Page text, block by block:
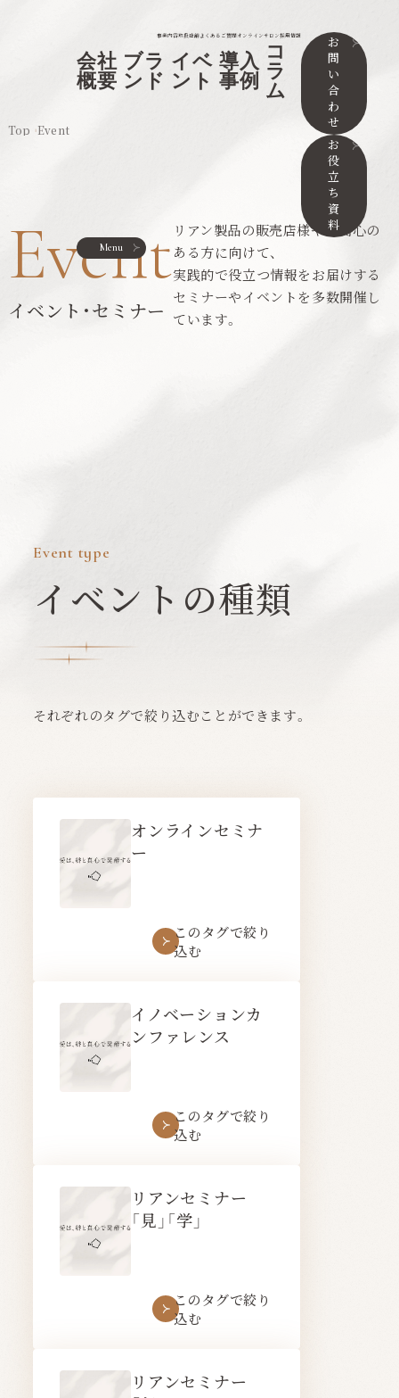
事業内容取扱店舗よくあるご質問オンラインサロン採用情報
会社
概要
ブラ
ンド
イベ
ント
導入
事例
コ
ラ
ム
お
問
い
合
わ
せ
お
役
立
ち
資
料
Menu
Top Event
Event
イベント・セミナー
リアン製品の販売店様やご関心の
ある方に向けて、
実践的で役立つ情報をお届けする
セミナーやイベントを多数開催し
ています。
Event type
イベントの種類
それぞれのタグで絞り込むことができます。
オンラインセミナ
ー
このタグで絞り
込む
イノベーションカ
ンファレンス
このタグで絞り
込む
リアンセミナー
「見」「学」
このタグで絞り
込む
リアンセミナー